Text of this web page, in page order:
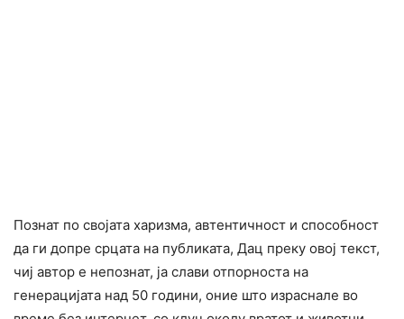
Познат по својата харизма, автентичност и способност
да ги допре срцата на публиката, Дац преку овој текст,
чиј автор е непознат, ја слави отпорноста на
генерацијата над 50 години, оние што израснале во